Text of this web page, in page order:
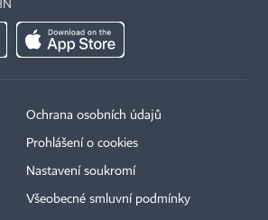
Ochrana osobních údajů
Prohlášení o cookies
Nastavení soukromí
Všeobecné smluvní podmínky